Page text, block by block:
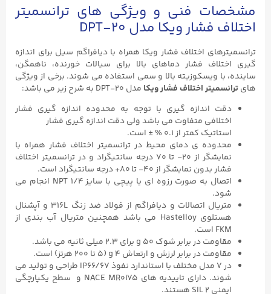
مشخصات فنی و ویژگی های ترانسمیتر
اختلاف فشار ویکا مدل DPT-۲۰
ترانسمیترهای اختلاف فشار ویکا همراه با دیافراگم سیل برای اندازه
گیری اختلاف فشار دماهای بالا برای سیالات خورنده، ناهمگن،
ساینده، با ویسکوزیته بالا و سمی استفاده می شوند. برخی از ویژگی
هایترانسمیتر اختلاف فشار ویکا مدل DPT-۲۰ به شرح زیر می باشد:
دقت اندازه گیری با توجه به محدوده اندازه گیری فشار
اختلافی متفاوت می باشد ولی دقت اندازه گیری فشار
استاتیک کمتر از ۰.۱ % ± است.
محدوده ی دمای محیط در ترانسمیتر اختلاف فشار همراه با
نمایشگر از ۲۰- تا ۷۰ درجه سانتیگراد و در ترانسمیتر اختلاف
فشار بدون نمایشگر از ۴۰- تا ۸۰+ درجه سانتیگراد است.
اتصال به صورت رزوه ای یا پیچی با سایز ۱/۴ NPT انجام می
شود.
متریال اتصالات و دیافراگم از فولاد ضد زنگ 316L و آپشنال
هستلوی Hastelloy می باشد همچنین متریال آب بندی از
FKM است.
مقاومت در برابر شوک ۵۰ g برای ۲.۳ میلی ثانیه می باشد.
مقاومت در برابر لرزش و ارتعاش ۴ g (۵ تا ۲۰۰ هرتز) است.
در ۷ مدل مختلف با استاندارد نفوذ IP66/۶۷ طراحی و تولید می
شوند. دارای تاییدیه های NACE MR0175 و سطح یکپارچگی
ایمنی SIL ۲ هستند.